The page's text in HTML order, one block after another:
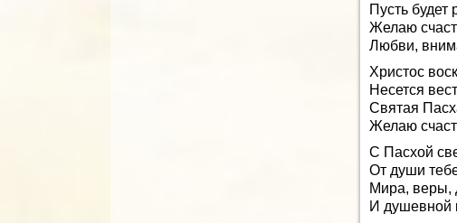
Пусть будет
Желаю
Любви,
Христос
Несется
Святая
Желаю
С Пасхой
От души
Мира, веры,
И душевной